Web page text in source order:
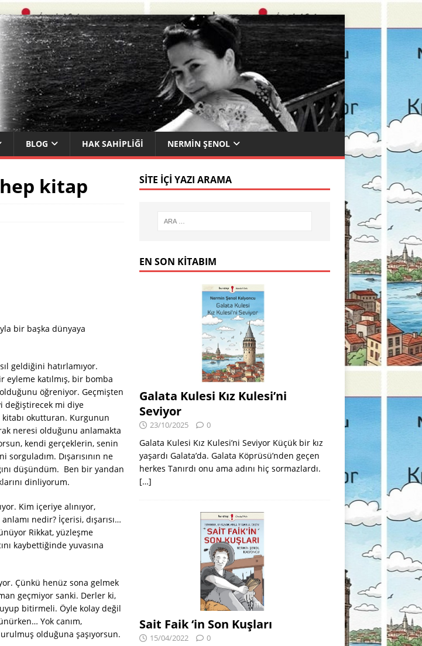
BLOG HAK SAHIPLIĞI NERMIN ŞENOL
kitap
bir başka dünyaya
geldiğini hatırlamıyor.
eyleme katılmış, bir bomba
öğreniyor. Geçmişten
değiştirecek mi diye
okutturan. Kurgunun
neresi olduğunu anlamakta
kendi gerçeklerin, senin
Dışarısının ne
düşündüm. Ben bir yandan
dinliyorum.
Kim içeriye alınıyor,
nedir? İçerisi, dışarısı…
Rikkat, yüzleşme
kaybettiğinde yuvasına
Çünkü henüz sona gelmek
geçmiyor sanki. Derler ki,
bitirmeli. Öyle kolay değil
Yok canım,
olduğuna şaşıyorsun.
SITE İÇI YAZI ARAMA
EN SON KITABIM
Galata Kulesi Kız Kulesi’ni
Seviyor
23/10/2025 0
Galata Kulesi Kız Kulesi’ni Seviyor Küçük bir kız
yaşardı Galata’da. Galata Köprüsü’nden geçen
herkes Tanırdı onu ama adını hiç sormazlardı.
[…]
Sait Faik ‘in Son Kuşları
15/04/2022 0